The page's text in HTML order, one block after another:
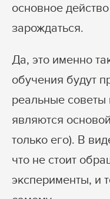
основное
зарождаться.
Да, это именно
обучения будут
реальные советы
являются
только его). В
что не стоит
эксперименты, и